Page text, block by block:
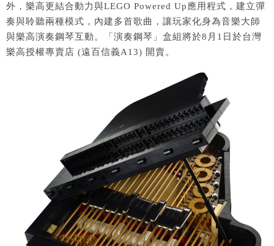
外，樂高更結合動力與LEGO Powered Up應用程式，建立彈
奏與聆聽兩種模式，內建多首歌曲，讓玩家化身為音樂大師
與樂高演奏鋼琴互動。「演奏鋼琴」盒組將於8月1日於台灣
樂高授權專賣店 (遠百信義A13) 開賣。